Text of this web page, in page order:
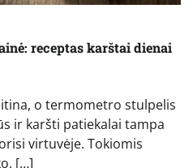
receptas karštai dienai
o termometro stulpelis
ir karšti patiekalai tampa
virtuvėje. Tokiomis
[…]